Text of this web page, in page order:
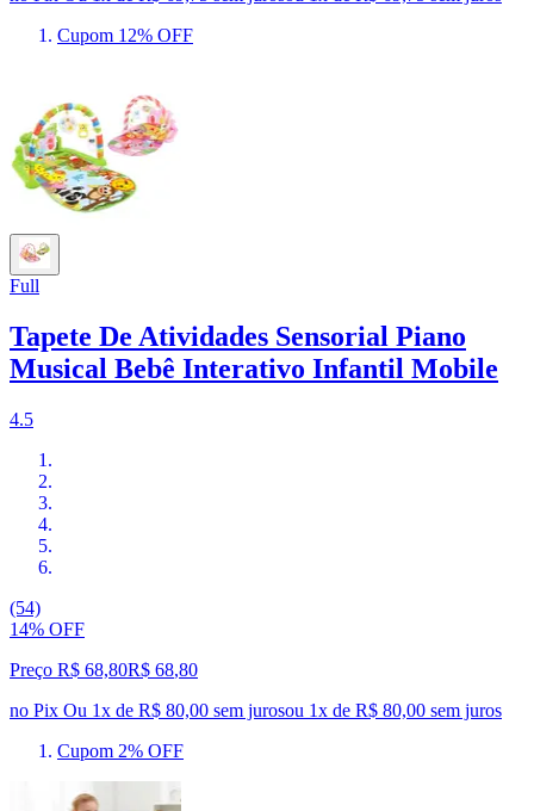
Cupom 12% OFF
Full
Tapete De Atividades Sensorial Piano
Musical Bebê Interativo Infantil Mobile
4.5
(54)
14% OFF
Preço R$ 68,80R$ 68,80
no Pix Ou 1x de R$ 80,00 sem jurosou 1x de R$ 80,00 sem juros
Cupom 2% OFF